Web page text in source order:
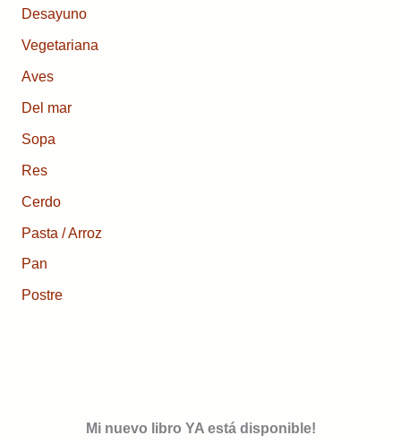
Desayuno
Vegetariana
Aves
Del mar
Sopa
Res
Cerdo
Pasta / Arroz
Pan
Postre
Mi nuevo libro YA está disponible!